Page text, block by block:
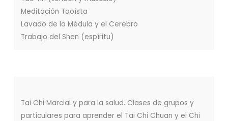
Meditación Taoísta
Lavado de la Médula y el Cerebro
Trabajo del Shen (espíritu)
Tai Chi Marcial y para la salud. Clases de grupos y
particulares para aprender el Tai Chi Chuan y el Chi